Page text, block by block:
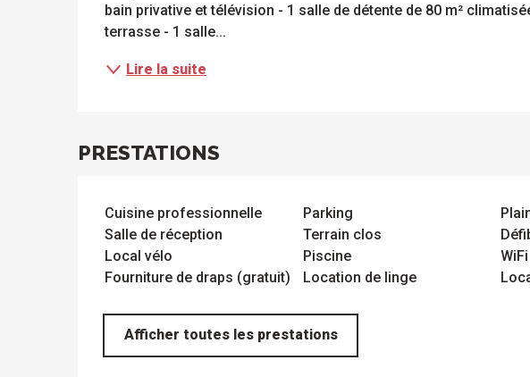
les
activités
bain privative et télévision - 1 salle de détente de 80 m²
terrasse - 1 salle...
Lire la suite
PRESTATIONS
Cuisine professionnelle Parking
Salle de réception
Terrain clos
Local vélo
Piscine
WiFi
Fourniture de draps (gratuit)
Location de linge
Afficher toutes les prestations